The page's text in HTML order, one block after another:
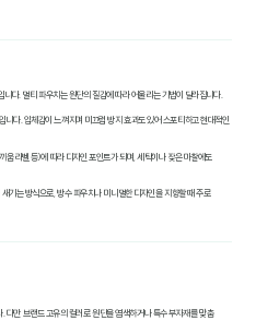
다. 멀티 파우치는 원단의 질감에 따라 어울리는 기법이 달라집니다.
니다. 입체감이 느껴지며 미끄럼 방지 효과도 있어 스포티하고 현대적인
움 라벨 등)에 따라 디자인 포인트가 되며, 세탁이나 잦은 마찰에도
기는 방식으로, 방수 파우치나 미니멀한 디자인을 지향할 때 주로
만 브랜드 고유의 컬러로 원단을 염색하거나 특수 부자재를 맞춤